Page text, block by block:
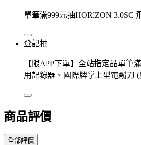
單筆滿999元抽HORIZON 3.0SC
登記抽
【限APP下單】全站指定品單筆
用記錄器、國際牌掌上型電鬍刀
商品評價
全部評價